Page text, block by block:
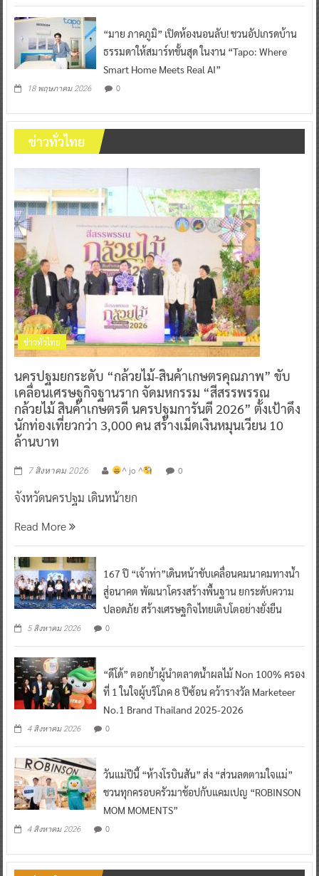
“มาย ภาคภูมิ” เปิดห้องนอนลับ! ชวนอัปเกรดบ้าน
ธรรมดาให้สมาร์ทขั้นสุด ในงาน “Tapo: Where
Smart Home Meets Real AI”
18 พฤษภาคม 2026 0
ข่าวทั่วไทย
ข่าวทั่วไทย
นครปฐมยกระดับ “กล้วยไม้-สินค้าเกษตรคุณภาพ” ขับ
เคลื่อนเศรษฐกิจฐานราก จัดมหกรรม “สีสรรพรรณ
กล้วยไม้ สินค้าเกษตรดี นครปฐมการันตี 2026” ตั้งเป้าดึง
นักท่องเที่ยวกว่า 3,000 คน สร้างเม็ดเงินหมุนเวียน 10
ล้านบาท
7 สิงหาคม 2026 ^ jo ^ 0
จังหวัดนครปฐม เดินหน้ายก
Read More
167 ปี “เจ้าท่า”เดินหน้าขับเคลื่อนคมนาคมทางน้ำ
สู่อนาคต พัฒนาโครงสร้างพื้นฐาน ยกระดับความ
ปลอดภัย สร้างเศรษฐกิจไทยเติบโตอย่างยั่งยืน
5 สิงหาคม 2026 0
“ดีโด้” ตอกย้ำผู้นำตลาดน้ำผลไม้ Non 100% ครอง
ที่ 1 ในใจผู้บริโภค 8 ปีซ้อน คว้ารางวัล Marketeer
No.1 Brand Thailand 2025-2026
4 สิงหาคม 2026 0
วันแม่ปีนี้ “ห้างโรบินสัน” ส่ง “ส่วนลดตามใจแม่”
ชวนทุกครอบครัวมาช้อปกับแคมเปญ “ROBINSON
MOM MOMENTS”
4 สิงหาคม 2026 0